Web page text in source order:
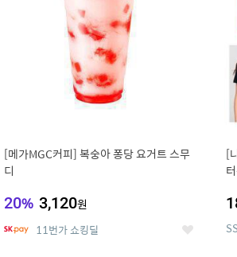
[메가MGC커피] 복숭아 퐁당 요거트 스무
디
20% 3,120원
11번가 쇼킹딜 좋
[